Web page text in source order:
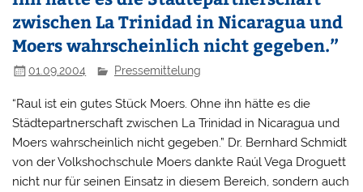
zwischen La Trinidad in Nicaragua und
Moers wahrscheinlich nicht gegeben.”
01.09.2004 Pressemittelung
“Raul ist ein gutes Stück Moers. Ohne ihn hätte es die
Städtepartnerschaft zwischen La Trinidad in Nicaragua und
Moers wahrscheinlich nicht gegeben.” Dr. Bernhard Schmidt
von der Volkshochschule Moers dankte Raúl Vega Droguett
nicht nur für seinen Einsatz in diesem Bereich, sondern auch